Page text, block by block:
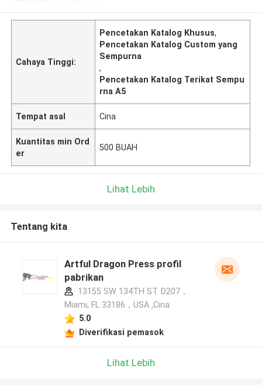
Cahaya Tinggi:
Pencetakan Katalog Khusus,
Pencetakan Katalog Custom yang
Sempurna
,
Pencetakan Katalog Terikat Sempu
rna A5
Tempat asal Cina
Kuantitas min Ord
er
500 BUAH
Lihat Lebih
Tentang kita
Artful Dragon Press profil
pabrikan
13155 SW 134TH ST. D207，
Miami, FL 33186，USA ,Cina
5.0
Diverifikasi pemasok
Lihat Lebih